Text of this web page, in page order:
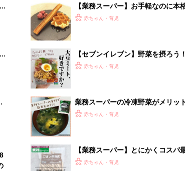
PR（デノン）